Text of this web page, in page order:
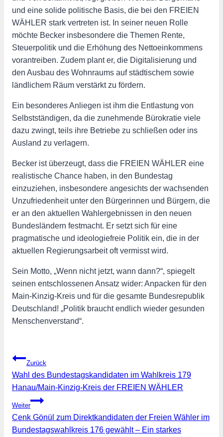
und eine solide politische Basis, die bei den FREIEN
WÄHLER stark vertreten ist. In seiner neuen Rolle
möchte Becker insbesondere die Themen Rente,
Steuerpolitik und die Erhöhung des Nettoeinkommens
vorantreiben. Zudem plant er, die Digitalisierung und
den Ausbau des Wohnraums auf städtischem sowie
ländlichem Räum verstärkt zu fördern.
Ein besonderes Anliegen ist ihm die Entlastung von
Selbstständigen, da die zunehmende Bürokratie viele
dazu zwingt, teils ihre Betriebe zu schließen oder ins
Ausland zu verlagern.
Becker ist überzeugt, dass die FREIEN WÄHLER eine
realistische Chance haben, in den Bundestag
einzuziehen, insbesondere angesichts der wachsenden
Unzufriedenheit unter den Bürgerinnen und Bürgern, die
er an den aktuellen Wahlergebnissen in den neuen
Bundesländern festmacht. Er setzt sich für eine
pragmatische und ideologiefreie Politik ein, die in der
aktuellen Regierungsarbeit oft vermisst wird.
Sein Motto, „Wenn nicht jetzt, wann dann?“, spiegelt
seinen entschlossenen Ansatz wider: Anpacken für den
Main-Kinzig-Kreis und für die gesamte Bundesrepublik
Deutschland! „Politik braucht endlich wieder gesunden
Menschenverstand“.
Beitragsnavigation
Zurück
Wahl des Bundestagskandidaten im Wahlkreis 179
Hanau/Main-Kinzig-Kreis der FREIEN WÄHLER
Weiter
Cenk Gönül zum Direktkandidaten der Freien Wähler im
Bundestagswahlkreis 176 gewählt – Ein starkes